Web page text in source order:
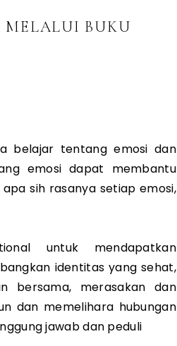
MELALUI BUKU
belajar tentang emosi dan
emosi dapat membantu
sih rasanya setiap emosi,
untuk mendapatkan
identitas yang sehat,
bersama, merasakan dan
dan memelihara hubungan
jawab dan peduli